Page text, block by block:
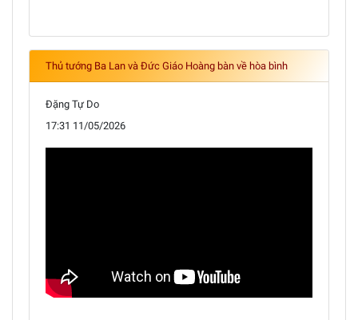
Thủ tướng Ba Lan và Đức Giáo Hoàng bàn về hòa bình
Đặng Tự Do
17:31 11/05/2026